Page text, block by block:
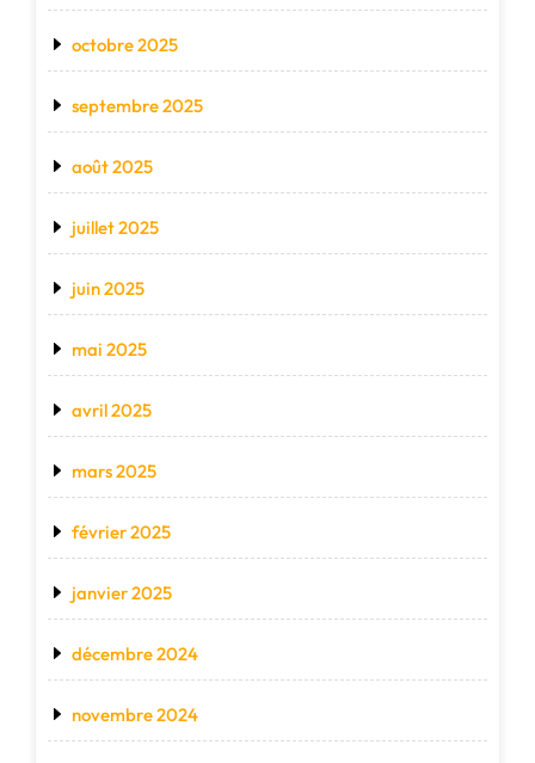
octobre 2025
septembre 2025
août 2025
juillet 2025
juin 2025
mai 2025
avril 2025
mars 2025
février 2025
janvier 2025
décembre 2024
novembre 2024